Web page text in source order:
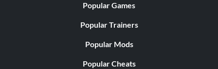
Popular Games
Popular Trainers
Popular Mods
Popular Cheats